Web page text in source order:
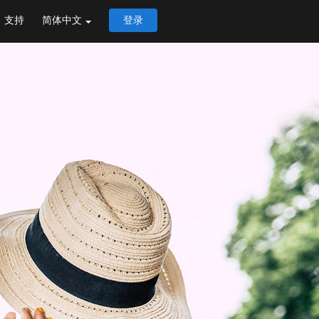
支持 简体中文 登录